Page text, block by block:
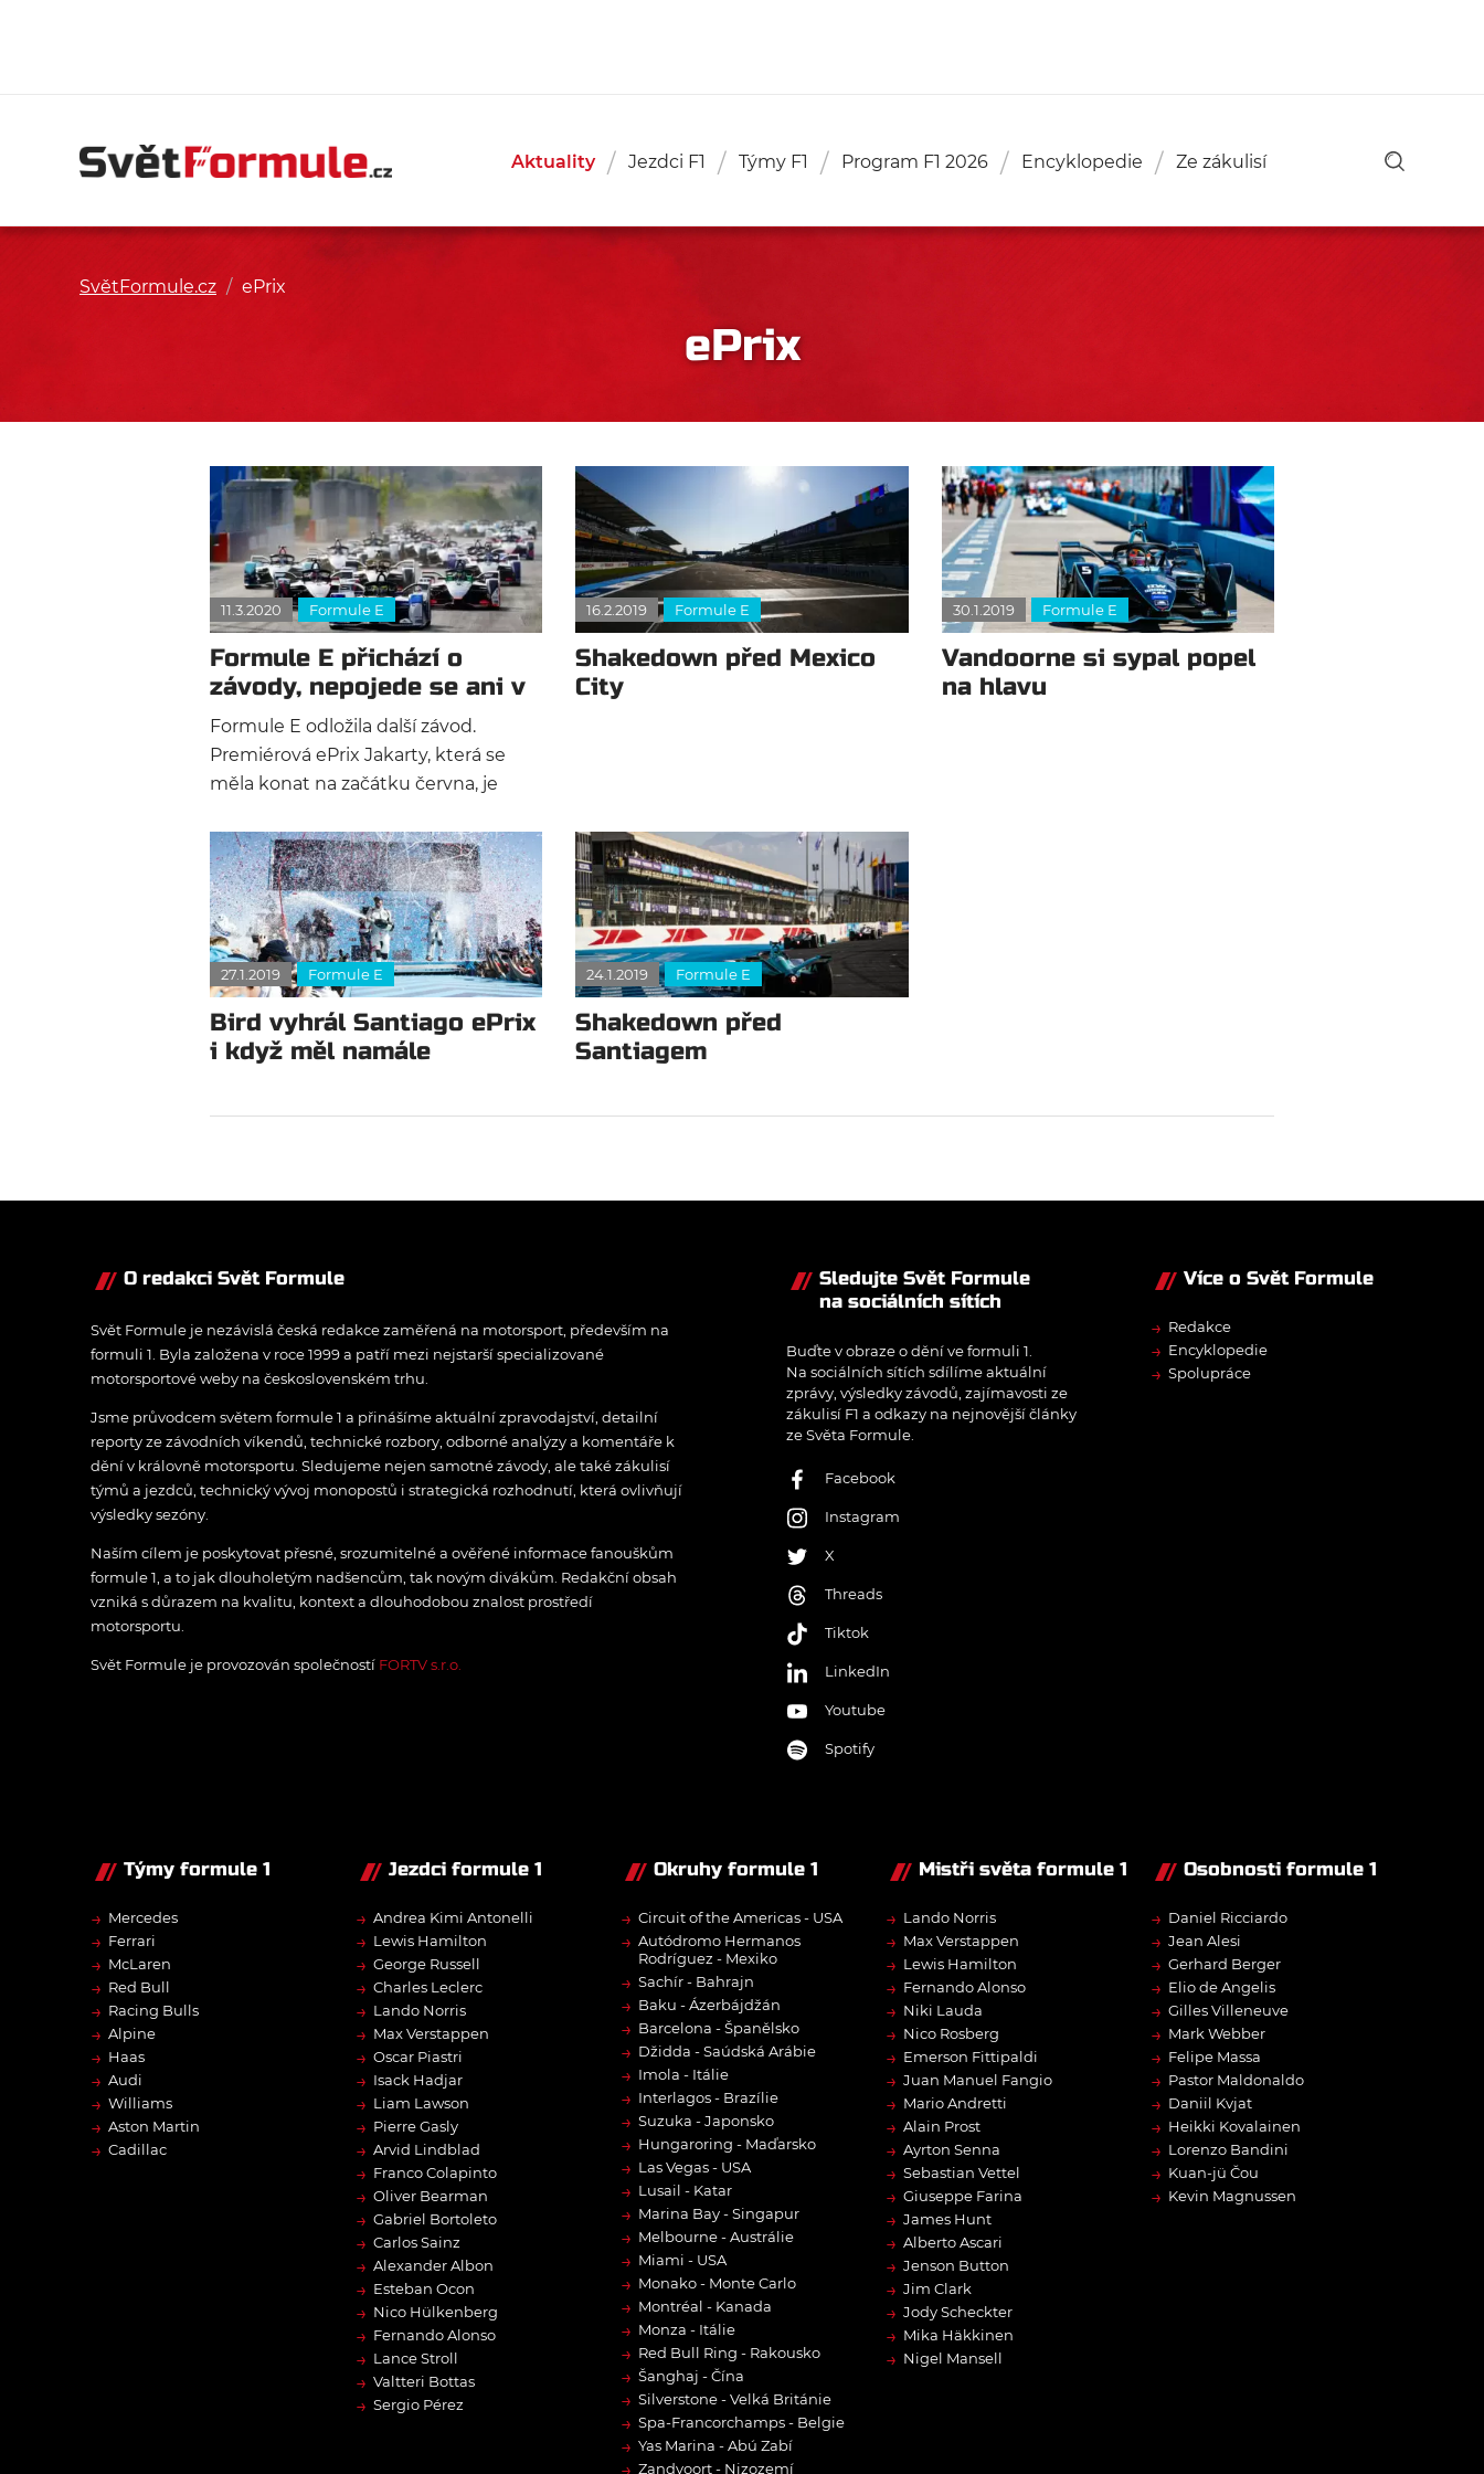
Aktuality Jezdci F1 Týmy F1 Program F1 2026 Encyklopedie Ze zákulisí
SvětFormule.cz / ePrix
ePrix
11.3.2020 Formule E
Formule E přichází o
závody, nepojede se ani v
Jakartě
Formule E odložila další závod.
Premiérová ePrix Jakarty, která se
měla konat na začátku června, je
na seznam k Římu a San-ji.
16.2.2019 Formule E
Shakedown před Mexico
City
30.1.2019 Formule E
Vandoorne si sypal popel
na hlavu
27.1.2019 Formule E
Bird vyhrál Santiago ePrix
i když měl namále
24.1.2019 Formule E
Shakedown před
Santiagem
O redakci Svět Formule
Svět Formule je nezávislá česká redakce zaměřená na motorsport, především na
formuli 1. Byla založena v roce 1999 a patří mezi nejstarší specializované
motorsportové weby na československém trhu.
Jsme průvodcem světem formule 1 a přinášíme aktuální zpravodajství, detailní
reporty ze závodních víkendů, technické rozbory, odborné analýzy a komentáře k
dění v královně motorsportu. Sledujeme nejen samotné závody, ale také zákulisí
týmů a jezdců, technický vývoj monopostů i strategická rozhodnutí, která ovlivňují
výsledky sezóny.
Naším cílem je poskytovat přesné, srozumitelné a ověřené informace fanouškům
formule 1, a to jak dlouholetým nadšencům, tak novým divákům. Redakční obsah
vzniká s důrazem na kvalitu, kontext a dlouhodobou znalost prostředí
motorsportu.
Svět Formule je provozován společností FORTV s.r.o.
Sledujte Svět Formule
na sociálních sítích
Buďte v obraze o dění ve formuli 1.
Na sociálních sítích sdílíme aktuální
zprávy, výsledky závodů, zajímavosti ze
zákulisí F1 a odkazy na nejnovější články
ze Světa Formule.
Facebook
Instagram
X
Threads
Tiktok
LinkedIn
Youtube
Spotify
Více o Svět Formule
→ Redakce
→ Encyklopedie
→ Spolupráce
Týmy formule 1
→ Mercedes
→ Ferrari
→ McLaren
→ Red Bull
→ Racing Bulls
→ Alpine
→ Haas
→ Audi
→ Williams
→ Aston Martin
→ Cadillac
Jezdci formule 1
→ Andrea Kimi Antonelli
→ Lewis Hamilton
→ George Russell
→ Charles Leclerc
→ Lando Norris
→ Max Verstappen
→ Oscar Piastri
→ Isack Hadjar
→ Liam Lawson
→ Pierre Gasly
→ Arvid Lindblad
→ Franco Colapinto
→ Oliver Bearman
→ Gabriel Bortoleto
→ Carlos Sainz
→ Alexander Albon
→ Esteban Ocon
→ Nico Hülkenberg
→ Fernando Alonso
→ Lance Stroll
→ Valtteri Bottas
→ Sergio Pérez
Okruhy formule 1
→ Circuit of the Americas - USA
→ Autódromo Hermanos
Rodríguez - Mexiko
→ Sachír - Bahrajn
→ Baku - Ázerbájdžán
→ Barcelona - Španělsko
→ Džidda - Saúdská Arábie
→ Imola - Itálie
→ Interlagos - Brazílie
→ Suzuka - Japonsko
→ Hungaroring - Maďarsko
→ Las Vegas - USA
→ Lusail - Katar
→ Marina Bay - Singapur
→ Melbourne - Austrálie
→ Miami - USA
→ Monako - Monte Carlo
→ Montréal - Kanada
→ Monza - Itálie
→ Red Bull Ring - Rakousko
→ Šanghaj - Čína
→ Silverstone - Velká Británie
→ Spa-Francorchamps - Belgie
→ Yas Marina - Abú Zabí
Zandvoort - Nizozemí
Mistři světa formule 1
→ Lando Norris
→ Max Verstappen
→ Lewis Hamilton
→ Fernando Alonso
→ Niki Lauda
→ Nico Rosberg
→ Emerson Fittipaldi
→ Juan Manuel Fangio
→ Mario Andretti
→ Alain Prost
→ Ayrton Senna
→ Sebastian Vettel
→ Giuseppe Farina
→ James Hunt
→ Alberto Ascari
→ Jenson Button
→ Jim Clark
→ Jody Scheckter
→ Mika Häkkinen
→ Nigel Mansell
Osobnosti formule 1
→ Daniel Ricciardo
→ Jean Alesi
→ Gerhard Berger
→ Elio de Angelis
→ Gilles Villeneuve
→ Mark Webber
→ Felipe Massa
→ Pastor Maldonaldo
→ Daniil Kvjat
→ Heikki Kovalainen
→ Lorenzo Bandini
→ Kuan-jü Čou
→ Kevin Magnussen